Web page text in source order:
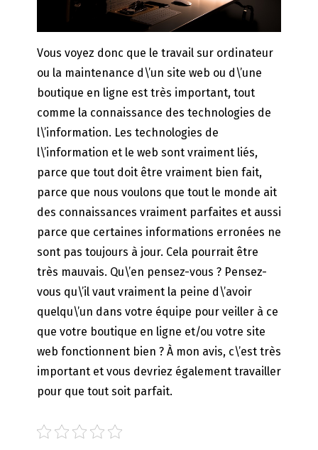
Vous voyez donc que le travail sur ordinateur
ou la maintenance d\’un site web ou d\’une
boutique en ligne est très important, tout
comme la connaissance des technologies de
l\’information. Les technologies de
l\’information et le web sont vraiment liés,
parce que tout doit être vraiment bien fait,
parce que nous voulons que tout le monde ait
des connaissances vraiment parfaites et aussi
parce que certaines informations erronées ne
sont pas toujours à jour. Cela pourrait être
très mauvais. Qu\’en pensez-vous ? Pensez-
vous qu\’il vaut vraiment la peine d\’avoir
quelqu\’un dans votre équipe pour veiller à ce
que votre boutique en ligne et/ou votre site
web fonctionnent bien ? À mon avis, c\’est très
important et vous devriez également travailler
pour que tout soit parfait.